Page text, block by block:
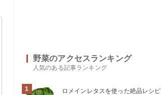
野菜のアクセスランキング
人気のある記事ランキング
1
ロメインレタスを使った絶品レシピ